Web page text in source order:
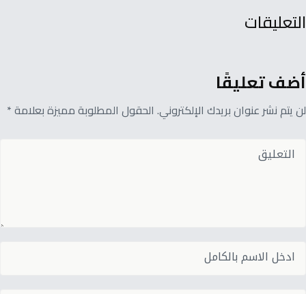
التعليقات
أضف تعليقًا
لن يتم نشر عنوان بريدك الإلكتروني. الحقول المطلوبة مميزة بعلامة *